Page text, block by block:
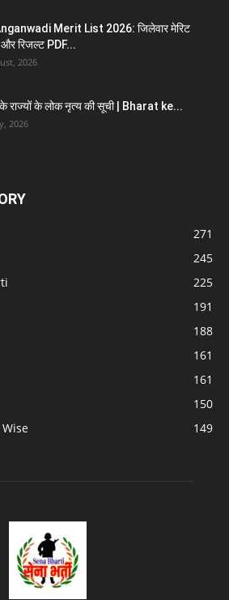
Merit List 2026: जिलेवार मेरिट
रिजल्ट PDF...
2026
राज्यों के लोक नृत्य की सूची | Bharat ke...
2026
271
245
225
191
188
161
161
150
149